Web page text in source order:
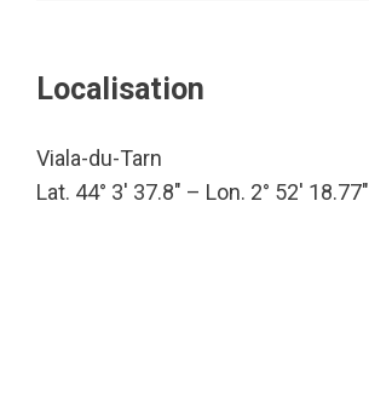
Localisation
Viala-du-Tarn
Lat. 44° 3′ 37.8″ – Lon. 2° 52′ 18.77″